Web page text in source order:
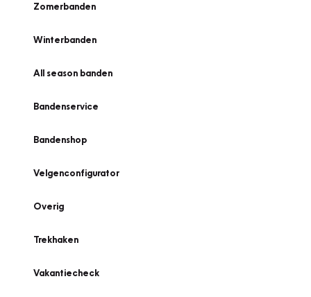
Zomerbanden
Winterbanden
All season banden
Bandenservice
Bandenshop
Velgenconfigurator
Overig
Trekhaken
Vakantiecheck